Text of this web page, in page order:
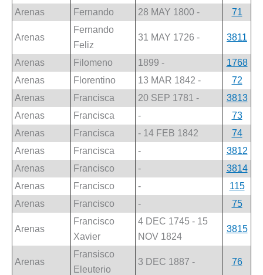
Arenas Fernando 28 MAY 1800 - 71
Arenas
Fernando
Feliz
31 MAY 1726 - 3811
Arenas Filomeno 1899 -
1768
Arenas
Florentino 13 MAR 1842 -
72
Arenas
Francisca 20 SEP 1781 -
3813
Arenas
Francisca -
73
Arenas
Francisca - 14 FEB 1842
74
Arenas
Francisca -
3812
Arenas
Francisco -
3814
Arenas
Francisco -
115
Arenas
Francisco - 75
Arenas
Francisco
Xavier
4 DEC 1745 - 15
NOV 1824
3815
Arenas
Fransisco
Eleuterio
3 DEC 1887 - 76